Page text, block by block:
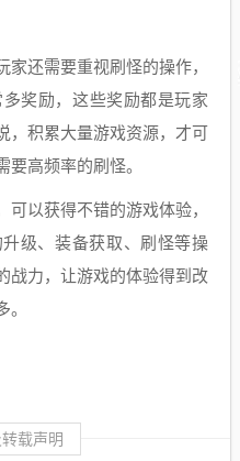
还需要重视刷怪的操作，
奖励，这些奖励都是玩家
，积累大量游戏资源，才可
高频率的刷怪。
以获得不错的游戏体验，
级、装备获取、刷怪等操
战力，让游戏的体验得到改
载声明